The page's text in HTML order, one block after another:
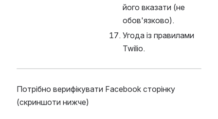
його вказати (не
обов'язково).
Угода із правилами
Twilio.
Потрібно верифікувати Facebook сторінку
(скриншоти нижче)